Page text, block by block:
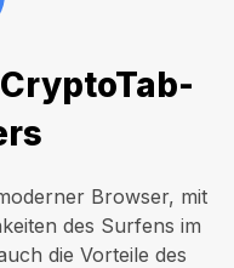
Browser, mit
des Surfens im
die Vorteile des